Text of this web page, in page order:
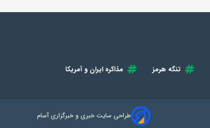
تنگه هرمز
مذاکره ایران و آمریکا
طراحی سایت خبری و خبرگزاری آسام